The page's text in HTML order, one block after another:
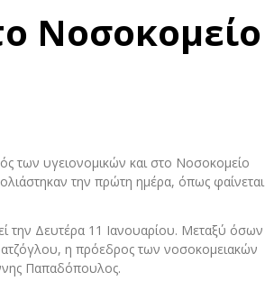
Νοσοκομείο
των υγειονομικών και στο Νοσοκομείο
την πρώτη ημέρα, όπως φαίνεται
την Δευτέρα 11 Ιανουαρίου. Μεταξύ όσων
η πρόεδρος των νοσοκομειακών
Παπαδόπουλος.